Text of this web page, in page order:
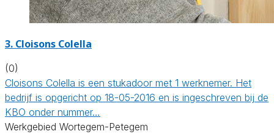
3. Cloisons Colella
(0)
Cloisons Colella is een stukadoor met 1 werknemer. Het
bedrijf is opgericht op 18-05-2016 en is ingeschreven bij de
KBO onder nummer…
Werkgebied Wortegem-Petegem